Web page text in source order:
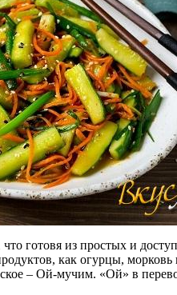
готовя из простых и
как огурцы,
– Ой-мучим. «Ой» в